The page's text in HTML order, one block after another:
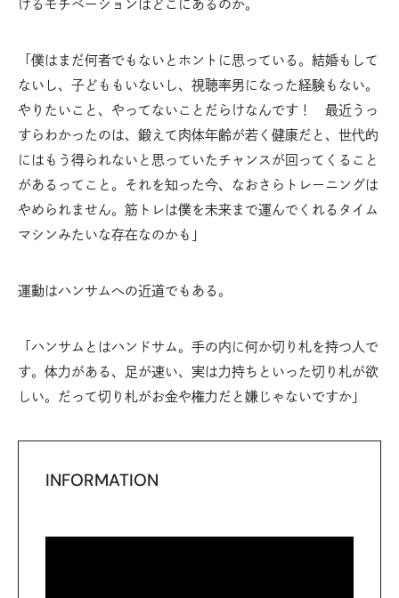
けるモチベーションはどこにあるのか。
「僕はまだ何者でもないとホントに思っている。結婚もして
ないし、子どももいないし、視聴率男になった経験もない。
やりたいこと、やってないことだらけなんです！ 最近うっ
すらわかったのは、鍛えて肉体年齢が若く健康だと、世代的
にはもう得られないと思っていたチャンスが回ってくること
があるってこと。それを知った今、なおさらトレーニングは
やめられません。筋トレは僕を未来まで運んでくれるタイム
マシンみたいな存在なのかも」
運動はハンサムへの近道でもある。
「ハンサムとはハンドサム。手の内に何か切り札を持つ人で
す。体力がある、足が速い、実は力持ちといった切り札が欲
しい。だって切り札がお金や権力だと嫌じゃないですか」
INFORMATION